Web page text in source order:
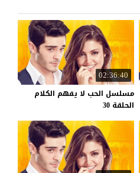
02:36:40
مسلسل الحب لا يفهم الكلام
الحلقة 30